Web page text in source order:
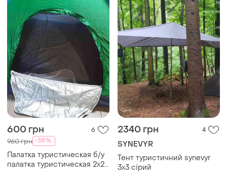
600 грн 6
960 грн -38%
Палатка туристическая б/у
палатка туристическая 2x2
2340 грн 4
SYNEVYR
Тент туристичний synevyr
3х3 сірий